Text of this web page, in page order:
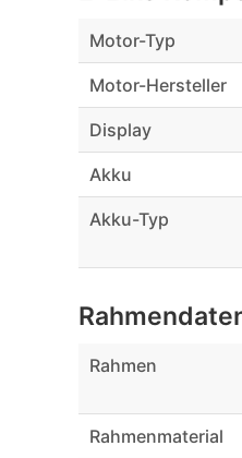
Motor-Typ
Motor-Hersteller
Display
Akku
Akku-Typ
Rahmen
Rahmenmaterial